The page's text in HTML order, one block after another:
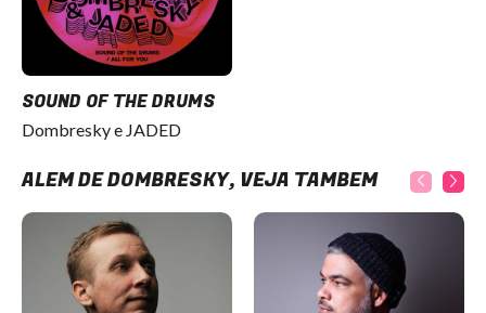
SOUND OF THE DRUMS
Dombresky e JADED
ALÉM DE DOMBRESKY, VEJA TAMBÉM